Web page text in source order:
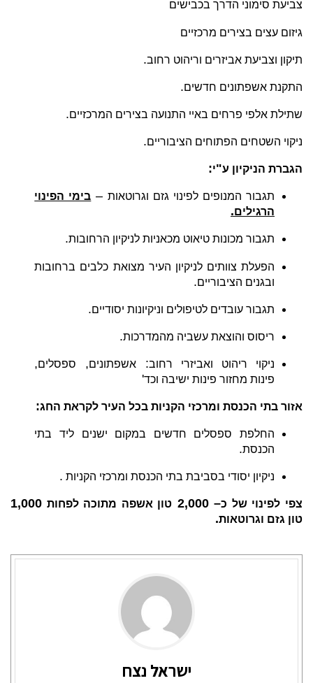
צביעת סימוני הדרך בכבישים
גיזום עצים בצירים מרכזיים
תיקון וצביעת אביזרים וריהוט רחוב.
התקנת אשפתונים חדשים.
שתילת אלפי פרחים באיי התנועה בצירים המרכזיים.
ניקוי השטחים הפתוחים הציבוריים.
הגברת הניקיון ע"י:
תגבור המנופים לפינוי גזם וגרוטאות – בימי הפינוי
הרגילים.
תגבור מכונות טיאוט מכאניות לניקיון הרחובות.
הפעלת צוותים לניקיון העיר מצואת כלבים ברחובות
ובגנים הציבוריים.
תגבור עובדים לטיפולים וניקיונות יסודיים.
ריסוס והוצאת עשביה מהמדרכות.
ניקוי ריהוט ואביזרי רחוב: אשפתונים, ספסלים,
פינות מחזור פינות ישיבה וכד'
אזור בתי הכנסת ומרכזי הקניות בכל העיר לקראת החג:
החלפת ספסלים חדשים במקום ישנים ליד בתי
הכנסת.
ניקיון יסודי בסביבת בתי הכנסת ומרכזי הקניות .
צפי לפינוי של כ– 2,000 טון אשפה מתוכה לפחות 1,000
טון גזם וגרוטאות.
ישראל נצח